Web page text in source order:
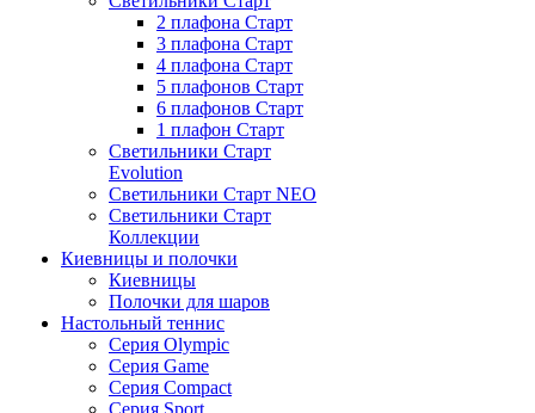
2 плафона Старт
3 плафона Старт
4 плафона Старт
5 плафонов Старт
6 плафонов Старт
1 плафон Старт
Светильники Старт
Evolution
Светильники Старт NEO
Светильники Старт
Коллекции
Киевницы и полочки
Киевницы
Полочки для шаров
Настольный теннис
Серия Olympic
Серия Game
Серия Compact
Серия Sport